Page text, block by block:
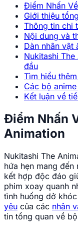
Điểm Nhấn
Giới thiệu
Thông tin chi
Nội dung và
Dàn nhân vật
Nukitashi
đầu
Tìm hiểu
Các bộ
Kết luận về
Điểm Nhấn
Animation
Nukitashi The
hứa hẹn mang
kết hợp độc đáo
phim xoay quanh
tình huống dở
yêu của các nhân
tin tổng quan về